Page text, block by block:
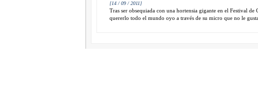
[14 / 09 / 2011]
Tras ser obsequiada con una hortensia gigante en el Festival
quererlo todo el mundo oyo a través de su micro que no le